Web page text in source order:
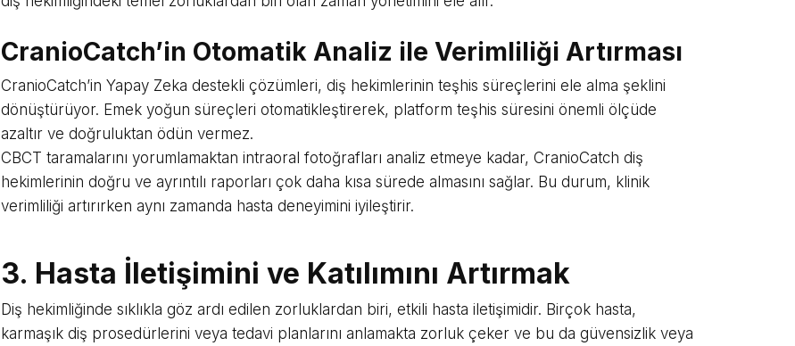
CranioCatch’in Otomatik Analiz ile Verimliliği Artırması
CranioCatch’in Yapay Zeka destekli çözümleri, diş hekimlerinin teşhis süreçlerini ele alma şeklini
dönüştürüyor. Emek yoğun süreçleri otomatikleştirerek, platform teşhis süresini önemli ölçüde
azaltır ve doğruluktan ödün vermez.
CBCT taramalarını yorumlamaktan intraoral fotoğrafları analiz etmeye kadar, CranioCatch diş
hekimlerinin doğru ve ayrıntılı raporları çok daha kısa sürede almasını sağlar. Bu durum, klinik
verimliliği artırırken aynı zamanda hasta deneyimini iyileştirir.
3. Hasta İletişimini ve Katılımını Artırmak
Diş hekimliğinde sıklıkla göz ardı edilen zorluklardan biri, etkili hasta iletişimidir. Birçok hasta,
karmaşık diş prosedürlerini veya tedavi planlarını anlamakta zorluk çeker ve bu da güvensizlik veya